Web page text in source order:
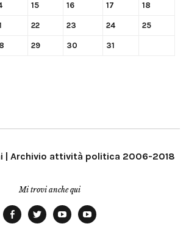
15 16 17 18
22 23 24 25
29 30 31
| Archivio attività politica 2006-2018
Mi trovi anche qui